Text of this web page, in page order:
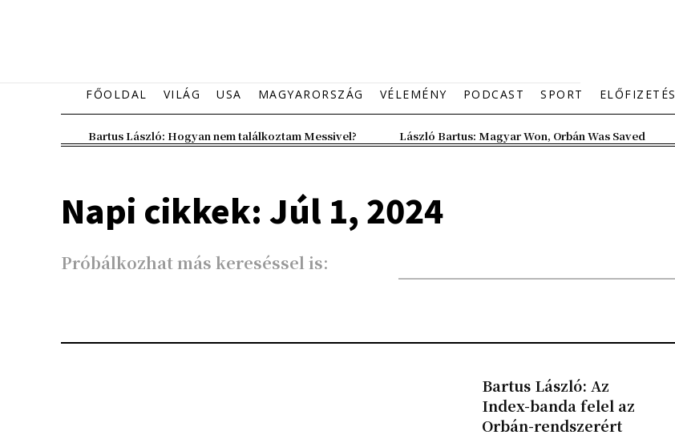
FŐOLDAL VILÁG USA MAGYARORSZÁG VÉLEMÉNY PODCAST SPORT ELŐFIZETÉS
Bartus László: Hogyan nem találkoztam Messivel? László Bartus: Magyar Won, Orbán Was Saved
Napi cikkek: Júl 1, 2024
Próbálkozhat más kereséssel is:
Bartus László: Az
Index-banda felel az
Orbán-rendszerért